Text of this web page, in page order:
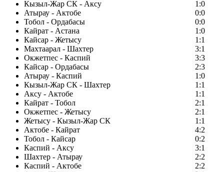
Кызыл-Жар СК - Аксу
1:0
Атырау - Актобе
0:0
Тобол - Ордабасы
0:0
Кайрат - Астана
1:0
Кайсар - Жетысу
1:1
Махтаарал - Шахтер
3:1
Окжетпес - Каспий
3:3
Кайсар - Ордабасы
2:3
Атырау - Каспий
1:0
Кызыл-Жар СК - Шахтер
1:1
Аксу - Актобе
1:1
Кайрат - Тобол
2:1
Окжетпес - Жетысу
2:1
Жетысу - Кызыл-Жар СК
1:1
Актобе - Кайрат
4:2
Тобол - Кайсар
0:2
Каспий - Аксу
3:1
Шахтер - Атырау
2:2
Каспий - Актобе
2:2